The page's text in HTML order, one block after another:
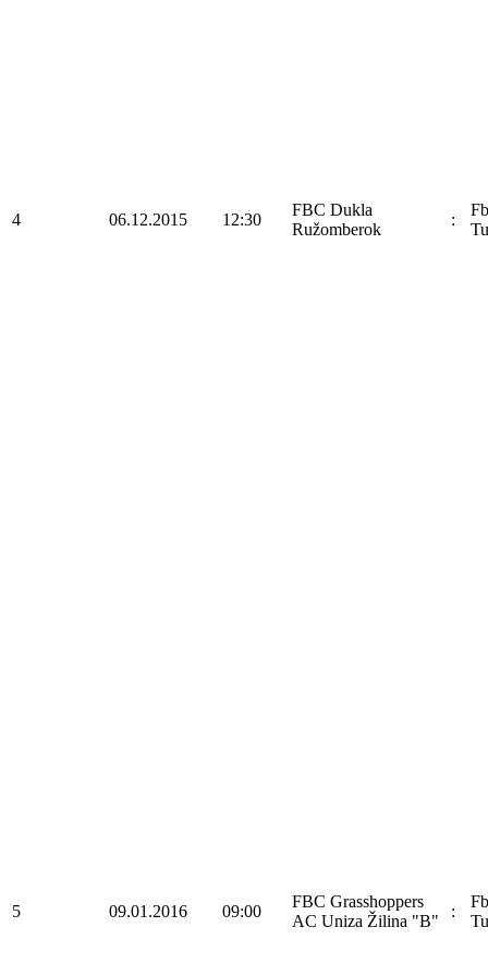
4 06.12.2015 12:30
FBC Dukla
Ružomberok
:
5 09.01.2016 09:00
FBC Grasshoppers
AC Uniza Žilina "B"
: